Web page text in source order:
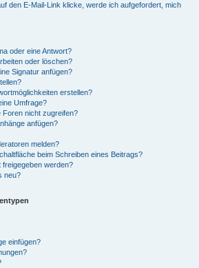
den E-Mail-Link klicke, werde ich aufgefordert, mich
oder eine Antwort?
oder löschen?
Signatur anfügen?
erstellen?
Umfrage?
Foren nicht zugreifen?
anfügen?
melden?
beim Schreiben eines Beitrags?
werden?
neu?
einfügen?